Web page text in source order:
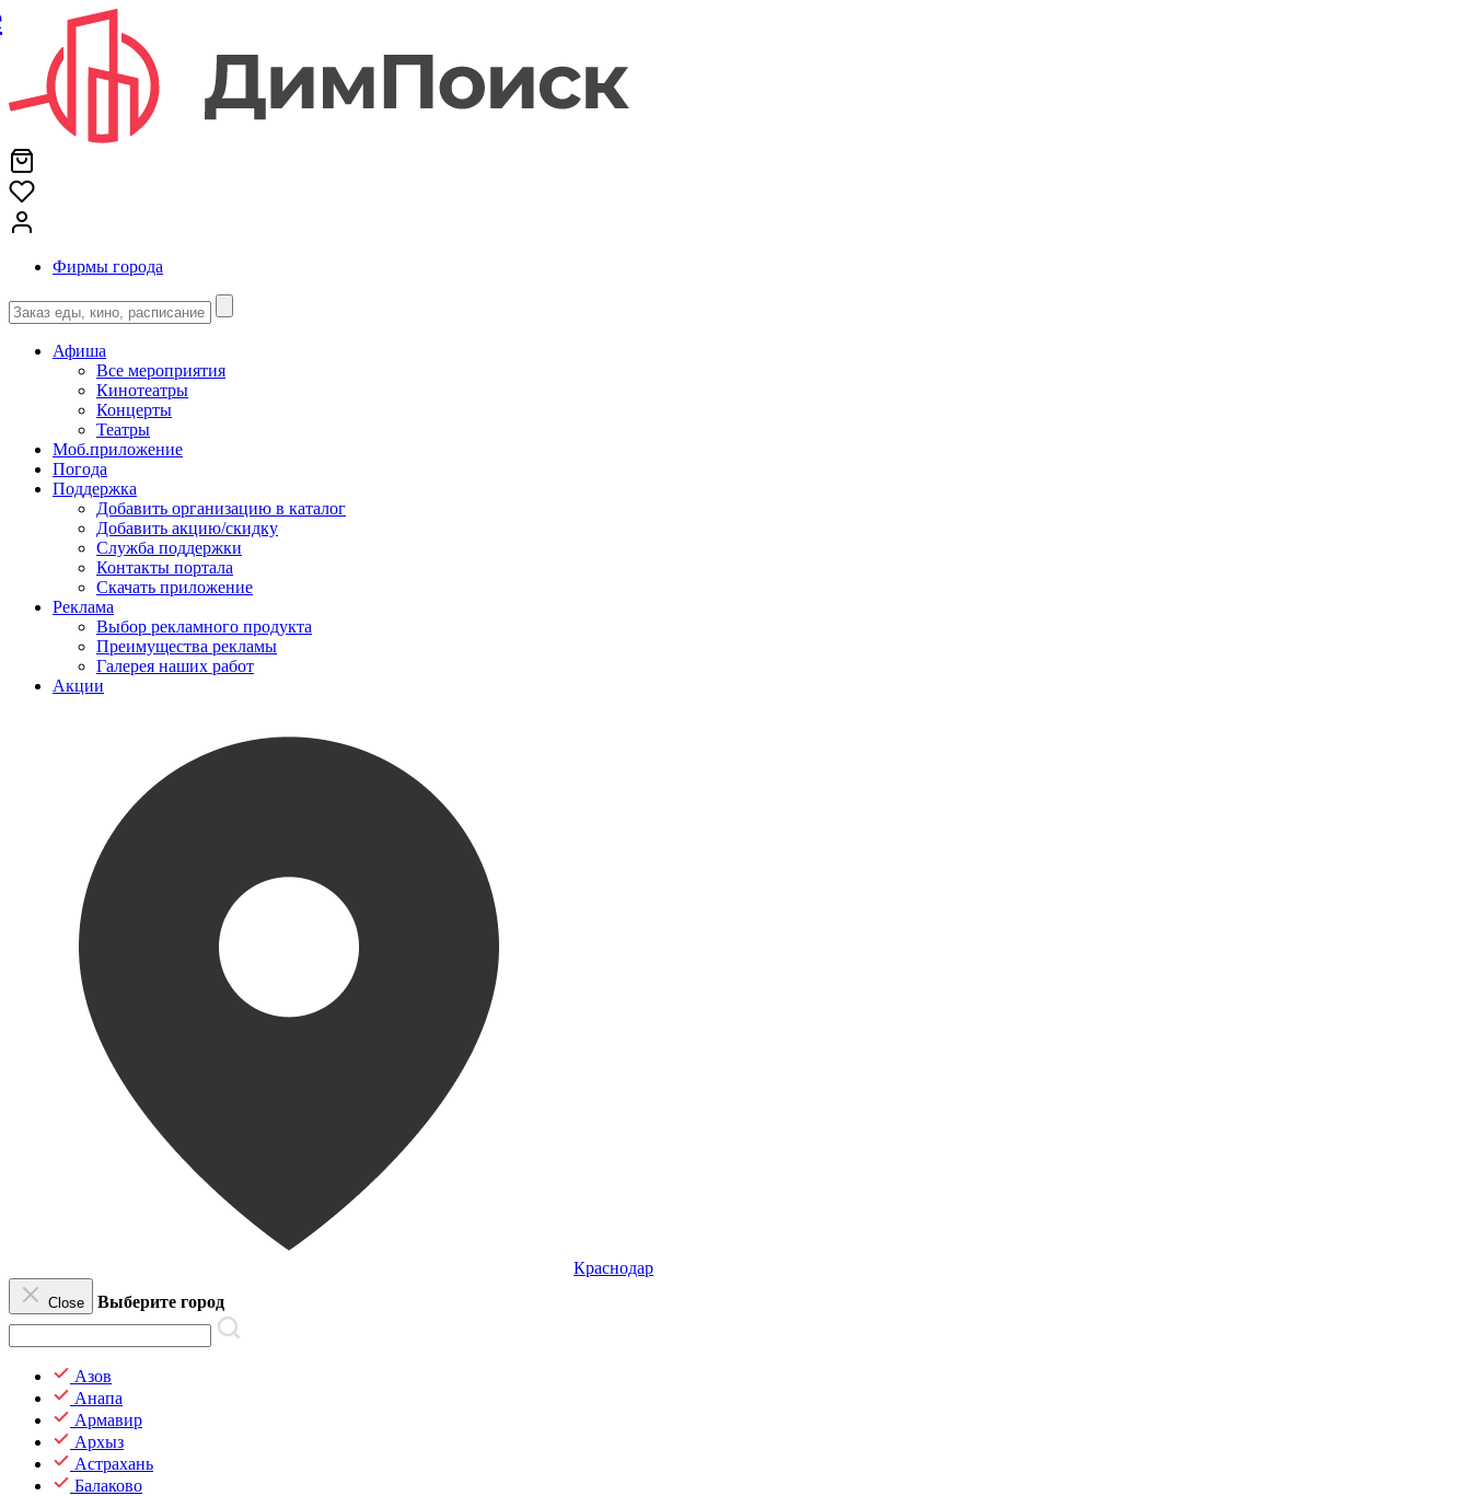
Фирмы города
Афиша
Все мероприятия
Кинотеатры
Концерты
Театры
Моб.приложение
Погода
Поддержка
Добавить организацию в каталог
Добавить акцию/скидку
Служба поддержки
Контакты портала
Скачать приложение
Реклама
Выбор рекламного продукта
Преимущества рекламы
Галерея наших работ
Акции
Краснодар
Close Выберите город
Азов
Анапа
Армавир
Архыз
Астрахань
Балаково